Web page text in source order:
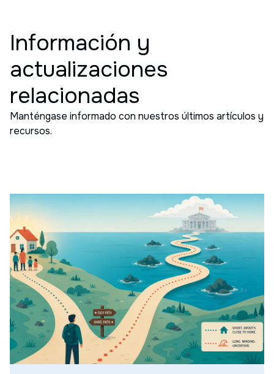
Información y
actualizaciones
relacionadas
Manténgase informado con nuestros últimos artículos y
recursos.